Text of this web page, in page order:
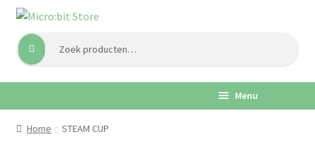
Ga
door
Ga
naar
Zoeken
naar:
Zoeken
Menu
Home STEAM CUP